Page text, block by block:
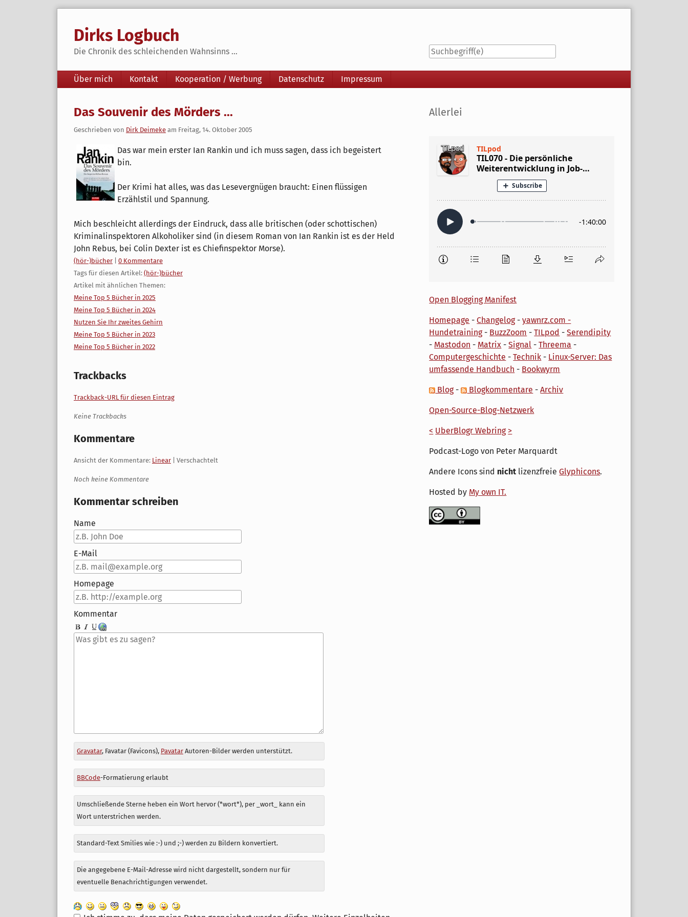
Dirks Logbuch
Die Chronik des schleichenden Wahnsinns ...
Navigation
Über mich Kontakt Kooperation / Werbung Datenschutz Impressum
Das Souvenir des Mörders ...
Geschrieben von Dirk Deimeke am Freitag, 14. Oktober 2005
Das war mein erster Ian Rankin und ich muss sagen, dass ich begeistert
bin.
Der Krimi hat alles, was das Lesevergnügen braucht: Einen flüssigen
Erzählstil und Spannung.
Mich beschleicht allerdings der Eindruck, dass alle britischen (oder schottischen)
Kriminalinspektoren Alkoholiker sind (in diesem Roman von Ian Rankin ist es der Held
John Rebus, bei Colin Dexter ist es Chiefinspektor Morse).
Kategorien:
(hör-)bücher
0 Kommentare
Tags für diesen Artikel: (hör-)bücher
Artikel mit ähnlichen Themen:
Meine Top 5 Bücher in 2025
Meine Top 5 Bücher in 2024
Nutzen Sie Ihr zweites Gehirn
Meine Top 5 Bücher in 2023
Meine Top 5 Bücher in 2022
Trackbacks
Trackback-URL für diesen Eintrag
Keine Trackbacks
Kommentare
Ansicht der Kommentare: Linear | Verschachtelt
Noch keine Kommentare
Kommentar schreiben
Name
E-Mail
Homepage
Kommentar
Antwort
zu
Gravatar, Favatar (Favicons), PavatarAutoren-Bilder werden unterstützt.
BBCode-Formatierung erlaubt
Umschließende Sterne heben ein Wort hervor (*wort*), per _wort_ kann ein
Wort unterstrichen werden.
Standard-Text Smilies wie :-) und ;-) werden zu Bildern konvertiert.
Die angegebene E-Mail-Adresse wird nicht dargestellt, sondern nur für
eventuelle Benachrichtigungen verwendet.
Seitenleiste
Allerlei
Open Blogging Manifest
Homepage -Changelog-yawnrz.com -
Hundetraining- BuzzZoom -TILpod -Serendipity
- Mastodon - Matrix -Signal -Threema -
Computergeschichte -Technik - Linux-Server: Das
umfassende Handbuch - Bookwyrm
Blog- Blogkommentare -Archiv
Open-Source-Blog-Netzwerk
< UberBlogr Webring >
Podcast-Logo von Peter Marquardt
Andere Icons sind nicht lizenzfreieGlyphicons.
Hosted by My own IT.